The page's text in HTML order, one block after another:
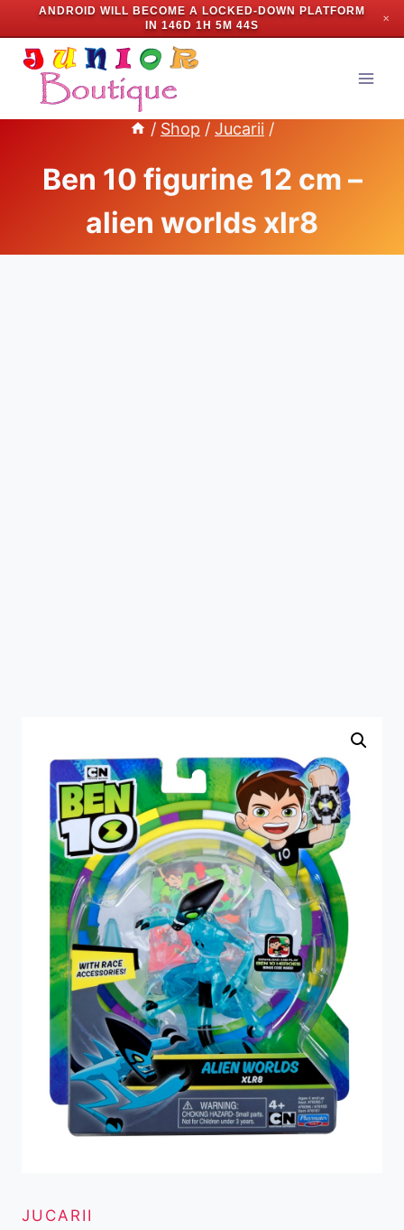
ANDROID WILL BECOME A LOCKED-DOWN PLATFORM
IN 146D 1H 5M 43S
✕
Skip
content
/ Shop / Jucarii /
Ben 10 figurine 12 cm –
alien worlds xlr8
JUCARII